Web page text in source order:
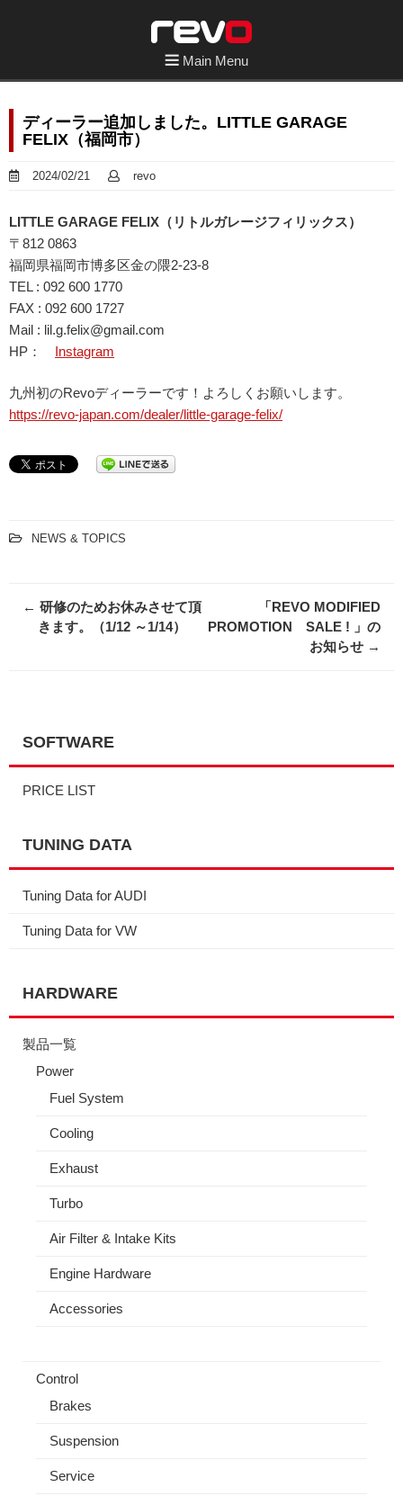
Main Menu
ディーラー追加しました。LITTLE GARAGE
FELIX（福岡市）
2024/02/21 revo
LITTLE GARAGE FELIX（リトルガレージフィリックス）
〒812 0863
福岡県福岡市博多区金の隈2-23-8
TEL : 092 600 1770
FAX : 092 600 1727
Mail : lil.g.felix@gmail.com
HP： Instagram
九州初のRevoディーラーです！よろしくお願いします。
https://revo-japan.com/dealer/little-garage-felix/
NEWS & TOPICS
Post
navigation
← 研修のためお休みさせて頂
きます。（1/12 ～1/14）
「REVO MODIFIED
PROMOTION SALE ! 」の
お知らせ →
SOFTWARE
PRICE LIST
TUNING DATA
Tuning Data for AUDI
Tuning Data for VW
HARDWARE
製品一覧
Power
Fuel System
Cooling
Exhaust
Turbo
Air Filter & Intake Kits
Engine Hardware
Accessories
Control
Brakes
Suspension
Service